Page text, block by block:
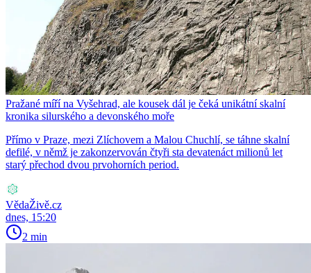
Pražané míří na Vyšehrad, ale kousek dál je čeká unikátní skalní
kronika silurského a devonského moře
Přímo v Praze, mezi Zlíchovem a Malou Chuchlí, se táhne skalní
defilé, v němž je zakonzervován čtyři sta devatenáct milionů let
starý přechod dvou prvohorních period.
VědaŽivě.cz
dnes, 15:20
2 min